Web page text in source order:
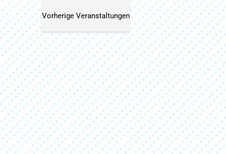
Vorherige Veranstaltungen